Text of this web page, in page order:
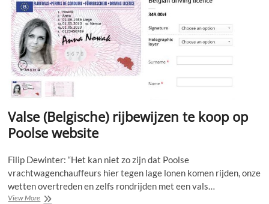
Valse (Belgische) rijbewijzen te koop op
Poolse website
Filip Dewinter: “Het kan niet zo zijn dat Poolse
vrachtwagenchauffeurs hier tegen lage lonen komen rijden, onze
wetten overtreden en zelfs rondrijden met een vals…
View MoreValse